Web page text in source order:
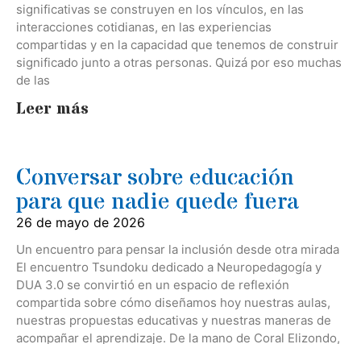
significativas se construyen en los vínculos, en las
interacciones cotidianas, en las experiencias
compartidas y en la capacidad que tenemos de construir
significado junto a otras personas. Quizá por eso muchas
de las
Leer más
Conversar sobre educación
para que nadie quede fuera
26 de mayo de 2026
Un encuentro para pensar la inclusión desde otra mirada
El encuentro Tsundoku dedicado a Neuropedagogía y
DUA 3.0 se convirtió en un espacio de reflexión
compartida sobre cómo diseñamos hoy nuestras aulas,
nuestras propuestas educativas y nuestras maneras de
acompañar el aprendizaje. De la mano de Coral Elizondo,